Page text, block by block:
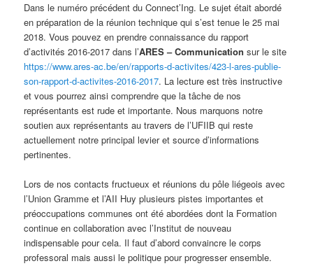
Dans le numéro précédent du Connect’Ing. Le sujet était abordé
en préparation de la réunion technique qui s’est tenue le 25 mai
2018. Vous pouvez en prendre connaissance du rapport
d’activités 2016-2017 dans l’ARES – Communication sur le site
https://www.ares-ac.be/en/rapports-d-activites/423-l-ares-publie-
son-rapport-d-activites-2016-2017. La lecture est très instructive
et vous pourrez ainsi comprendre que la tâche de nos
représentants est rude et importante. Nous marquons notre
soutien aux représentants au travers de l’UFIIB qui reste
actuellement notre principal levier et source d’informations
pertinentes.
Lors de nos contacts fructueux et réunions du pôle liégeois avec
l’Union Gramme et l’AII Huy plusieurs pistes importantes et
préoccupations communes ont été abordées dont la Formation
continue en collaboration avec l’Institut de nouveau
indispensable pour cela. Il faut d’abord convaincre le corps
professoral mais aussi le politique pour progresser ensemble.